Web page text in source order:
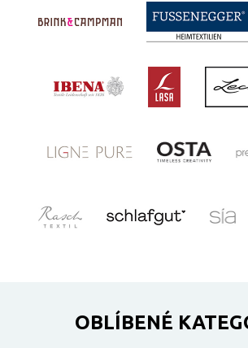
OBLÍBENÉ